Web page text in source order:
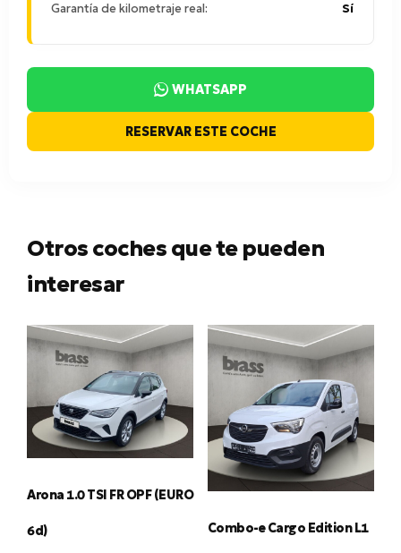
Garantía de kilometraje real:
Sí
WHATSAPP
RESERVAR ESTE COCHE
Otros coches que te pueden
interesar
Arona 1.0 TSI FR OPF (EURO
6d) Combo-e Cargo Edition L1